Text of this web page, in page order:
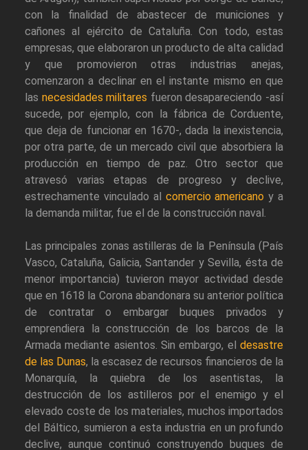
con la finalidad de abastecer de municiones y
cañones al ejército de Cataluña. Con todo, estas
empresas, que elaboraron un producto de alta calidad
y que promovieron otras industrias anejas,
comenzaron a declinar en el instante mismo en que
las necesidades militares fueron desapareciendo -así
sucede, por ejemplo, con la fábrica de Corduente,
que deja de funcionar en 1670-, dada la inexistencia,
por otra parte, de un mercado civil que absorbiera la
producción en tiempo de paz. Otro sector que
atravesó varias etapas de progreso y declive,
estrechamente vinculado al comercio americano y a
la demanda militar, fue el de la construcción naval.
Las principales zonas astilleras de la Península (País
Vasco, Cataluña, Galicia, Santander y Sevilla, ésta de
menor importancia) tuvieron mayor actividad desde
que en 1618 la Corona abandonara su anterior política
de contratar o embargar buques privados y
emprendiera la construcción de los barcos de la
Armada mediante asientos. Sin embargo, el desastre
de las Dunas, la escasez de recursos financieros de la
Monarquía, la quiebra de los asentistas, la
destrucción de los astilleros por el enemigo y el
elevado coste de los materiales, muchos importados
del Báltico, sumieron a esta industria en un profundo
declive, aunque continuó construyendo buques de